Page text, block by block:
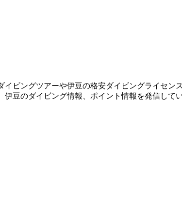
ビングツアーや伊豆の格安ダイビングライセン
豆のダイビング情報、ポイント情報を発信してい